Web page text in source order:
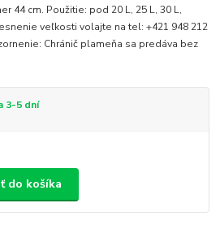
44 cm. Použitie: pod 20 L, 25 L, 30 L,
veľkosti volajte na tel: +421 948 212
Chránič plameňa sa predáva bez
3-5 dní
do košíka